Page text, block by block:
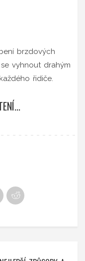
brzdových
vyhnout drahým
řidiče.